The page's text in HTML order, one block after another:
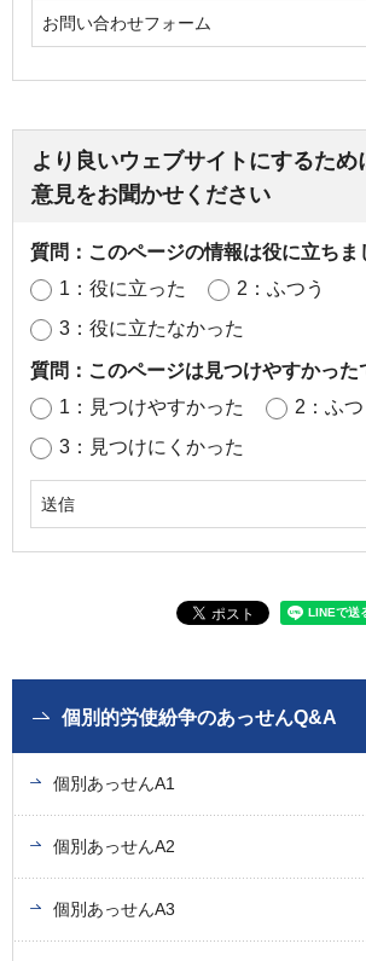
お問い合わせフォーム
より良いウェブサイトにするため
意見をお聞かせください
質問：このページの情報は役に立ちま
1：役に立った
2：ふつう
3：役に立たなかった
質問：このページは見つけやすかった
1：見つけやすかった
2：ふつ
3：見つけにくかった
個別的労使紛争のあっせんQ&A
個別あっせんA1
個別あっせんA2
個別あっせんA3